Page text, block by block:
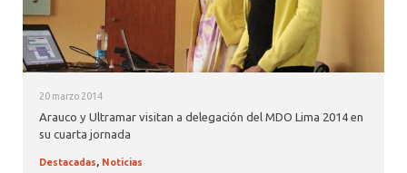
20 marzo 2014
Arauco y Ultramar visitan a delegación del MDO Lima 2014 en
su cuarta jornada
Destacadas, Noticias